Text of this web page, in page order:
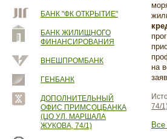
БАНК "ФК ОТКРЫТИЕ"
БАНК ЖИЛИЩНОГО
ФИНАНСИРОВАНИЯ
ВНЕШПРОМБАНК
ГЕНБАНК
ДОПОЛНИТЕЛЬНЫЙ
ОФИС ПРИМСОЦБАНКА
(ЦО УЛ. МАРШАЛА
ЖУКОВА, 74/1)
на
74/
Все